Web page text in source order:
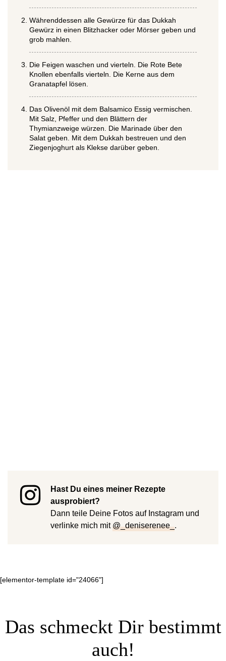
Währenddessen alle Gewürze für das Dukkah
Gewürz in einen Blitzhacker oder Mörser geben und
grob mahlen.
Die Feigen waschen und vierteln. Die Rote Bete
Knollen ebenfalls vierteln. Die Kerne aus dem
Granatapfel lösen.
Das Olivenöl mit dem Balsamico Essig vermischen.
Mit Salz, Pfeffer und den Blättern der
Thymianzweige würzen. Die Marinade über den
Salat geben. Mit dem Dukkah bestreuen und den
Ziegenjoghurt als Klekse darüber geben.
Hast Du eines meiner Rezepte
ausprobiert?
Dann teile Deine Fotos auf Instagram und
verlinke mich mit@_deniserenee_.
[elementor-template id="24066"]
Das schmeckt Dir bestimmt
auch!